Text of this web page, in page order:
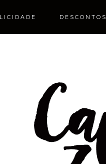
DESCONTOS